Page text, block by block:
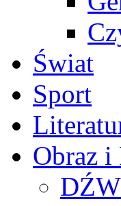
Świat
Sport
Obraz i